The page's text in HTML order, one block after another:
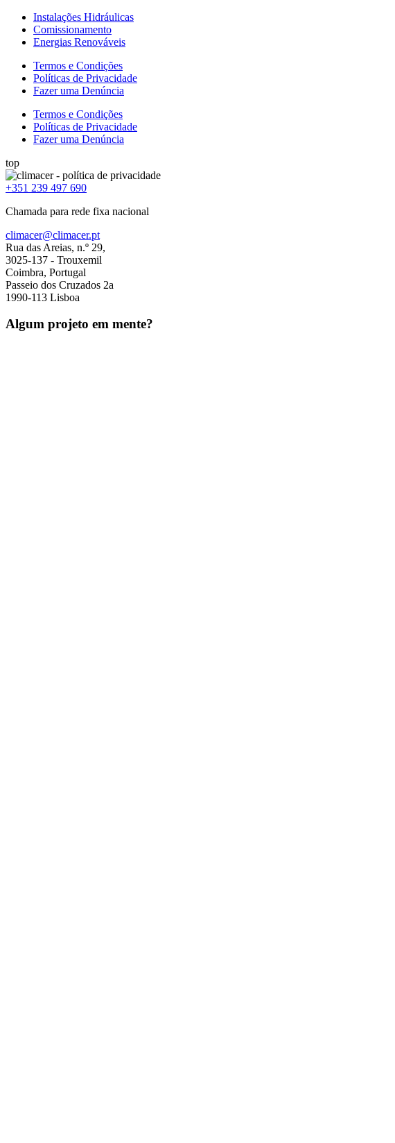
Instalações Hidráulicas
Comissionamento
Energias Renováveis
Termos e Condições
Políticas de Privacidade
Fazer uma Denúncia
Termos e Condições
Políticas de Privacidade
Fazer uma Denúncia
top
+351 239 497 690
Chamada para rede fixa nacional
climacer@climacer.pt
Rua das Areias, n.º 29,
3025-137 - Trouxemil
Coimbra, Portugal
Passeio dos Cruzados 2a
1990-113 Lisboa
Algum projeto em mente?